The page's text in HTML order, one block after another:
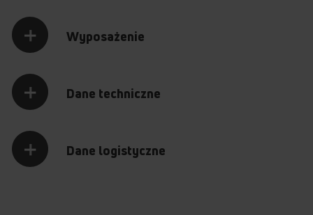
Wyposażenie
Dane techniczne
Dane logistyczne